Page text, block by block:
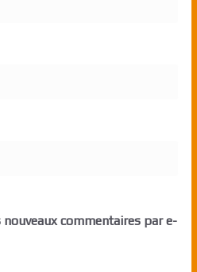
commentaires par e-